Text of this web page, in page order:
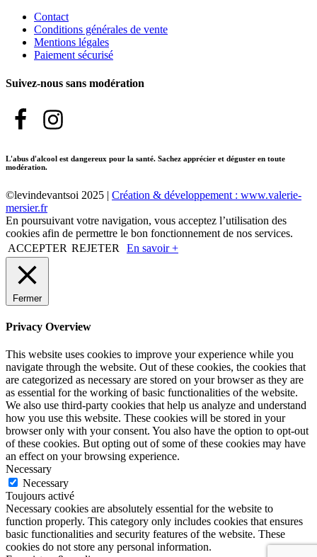
Contact
Conditions générales de vente
Mentions légales
Paiement sécurisé
Suivez-nous sans modération
L'abus d'alcool est dangereux pour la santé. Sachez apprécier et déguster en toute
modération.
©levindevantsoi 2025 | Création & développement : www.valerie-
mersier.fr
En poursuivant votre navigation, vous acceptez l’utilisation des
cookies afin de permettre le bon fonctionnement de nos services.
ACCEPTER REJETER En savoir +
Fermer
Privacy Overview
This website uses cookies to improve your experience while you
navigate through the website. Out of these cookies, the cookies that
are categorized as necessary are stored on your browser as they are
as essential for the working of basic functionalities of the website.
We also use third-party cookies that help us analyze and understand
how you use this website. These cookies will be stored in your
browser only with your consent. You also have the option to opt-out
of these cookies. But opting out of some of these cookies may have
an effect on your browsing experience.
Necessary
Necessary
Toujours activé
Necessary cookies are absolutely essential for the website to
function properly. This category only includes cookies that ensures
basic functionalities and security features of the website. These
cookies do not store any personal information.